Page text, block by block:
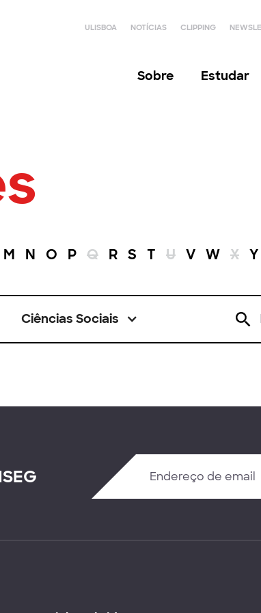
ULISBOA NOTÍCIAS CLIPPING
Sobre Estudar
M N O P Q R S T U V W X Y
Ciências Sociais